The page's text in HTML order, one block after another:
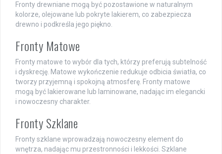
Fronty drewniane mogą być pozostawione w naturalnym
kolorze, olejowane lub pokryte lakierem, co zabezpiecza
drewno i podkreśla jego piękno.
Fronty Matowe
Fronty matowe to wybór dla tych, którzy preferują subtelność
i dyskrecję. Matowe wykończenie redukuje odbicia światła, co
tworzy przyjemną i spokojną atmosferę. Fronty matowe
mogą być lakierowane lub laminowane, nadając im elegancki
i nowoczesny charakter.
Fronty Szklane
Fronty szklane wprowadzają nowoczesny element do
wnętrza, nadając mu przestronności i lekkości. Szklane